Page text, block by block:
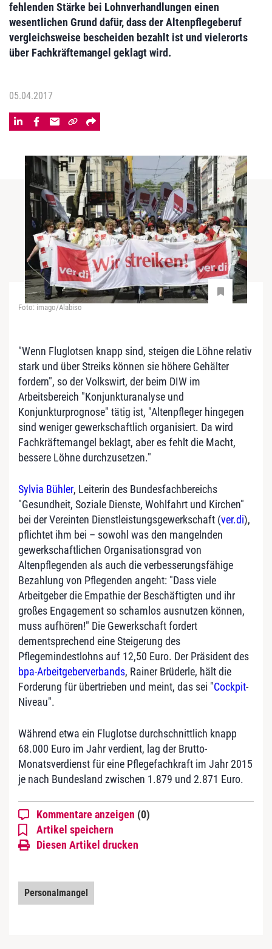
fehlenden Stärke bei Lohnverhandlungen einen
wesentlichen Grund dafür, dass der Altenpflegeberuf
vergleichsweise bescheiden bezahlt ist und vielerorts
über Fachkräftemangel geklagt wird.
05.04.2017
Foto: imago/Alabiso
"Wenn Fluglotsen knapp sind, steigen die Löhne relativ
stark und über Streiks können sie höhere Gehälter
fordern", so der Volkswirt, der beim DIW im
Arbeitsbereich "Konjunkturanalyse und
Konjunkturprognose" tätig ist, "Altenpfleger hingegen
sind weniger gewerkschaftlich organisiert. Da wird
Fachkräftemangel beklagt, aber es fehlt die Macht,
bessere Löhne durchzusetzen."
Sylvia Bühler, Leiterin des Bundesfachbereichs
"Gesundheit, Soziale Dienste, Wohlfahrt und Kirchen"
bei der Vereinten Dienstleistungsgewerkschaft (ver.di),
pflichtet ihm bei – sowohl was den mangelnden
gewerkschaftlichen Organisationsgrad von
Altenpflegenden als auch die verbesserungsfähige
Bezahlung von Pflegenden angeht: "Dass viele
Arbeitgeber die Empathie der Beschäftigten und ihr
großes Engagement so schamlos ausnutzen können,
muss aufhören!" Die Gewerkschaft fordert
dementsprechend eine Steigerung des
Pflegemindestlohns auf 12,50 Euro. Der Präsident des
bpa-Arbeitgeberverbands, Rainer Brüderle, hält die
Forderung für übertrieben und meint, das sei "Cockpit-
Niveau".
Während etwa ein Fluglotse durchschnittlich knapp
68.000 Euro im Jahr verdient, lag der Brutto-
Monatsverdienst für eine Pflegefachkraft im Jahr 2015
je nach Bundesland zwischen 1.879 und 2.871 Euro.
Kommentare anzeigen (0)
Artikel speichern
Diesen Artikel drucken
Personalmangel